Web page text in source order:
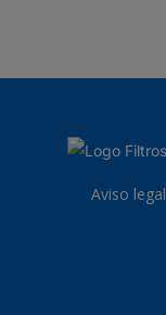
Aviso legal